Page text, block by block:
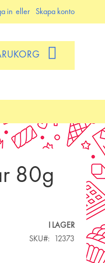
in Skapa konto
80g
I LAGER
SKU
12373